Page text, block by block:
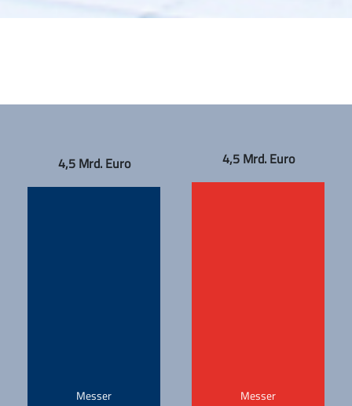
Messer
4,5 Mrd. Euro
Messer
4,5 Mrd. Euro